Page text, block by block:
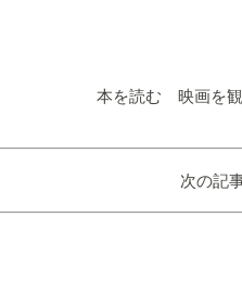
本を読む 映画を
次の記